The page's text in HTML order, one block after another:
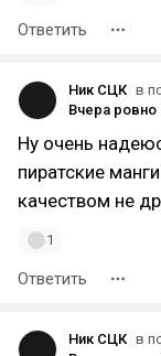
Ответить
Ник СЦК в
Ну очень
пиратские
качеством не
1
Ответить
Ник СЦК в